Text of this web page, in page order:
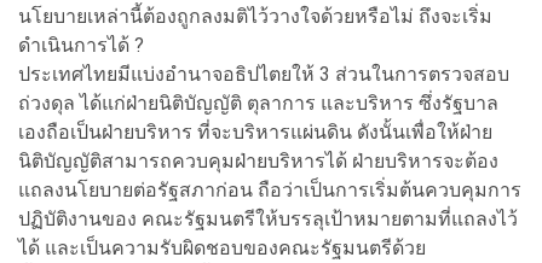
นโยบายเหล่านี้ต้องถูกลงมติไว้วางใจด้วยหรือไม่ ถึงจะเริ่ม
ดำเนินการได้ ?
ประเทศไทยมีแบ่งอำนาจอธิปไตยให้ 3 ส่วนในการตรวจสอบ
ถ่วงดุล ได้แก่ฝ่ายนิติบัญญัติ ตุลาการ และบริหาร ซึ่งรัฐบาล
เองถือเป็นฝ่ายบริหาร ที่จะบริหารแผ่นดิน ดังนั้นเพื่อให้ฝ่าย
นิติบัญญัติสามารถควบคุมฝ่ายบริหารได้ ฝ่ายบริหารจะต้อง
แถลงนโยบายต่อรัฐสภาก่อน ถือว่าเป็นการเริ่มต้นควบคุมการ
ปฏิบัติงานของ คณะรัฐมนตรีให้บรรลุเป้าหมายตามที่แถลงไว้
ได้ และเป็นความรับผิดชอบของคณะรัฐมนตรีด้วย